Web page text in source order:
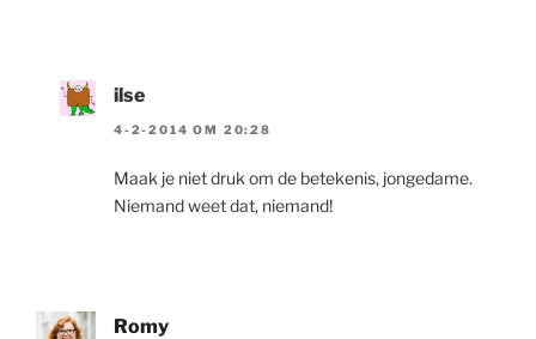
ilse
4-2-2014 OM 20:28
Maak je niet druk om de betekenis, jongedame.
Niemand weet dat, niemand!
Romy